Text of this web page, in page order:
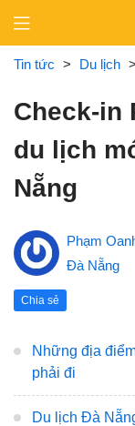
content
Tin tức > Du lịch >
Check-in
du lịch
Nẵng
Phạm
Đà Nẵng
Chia sẻ
Những địa
phải đi
Du lịch Đà